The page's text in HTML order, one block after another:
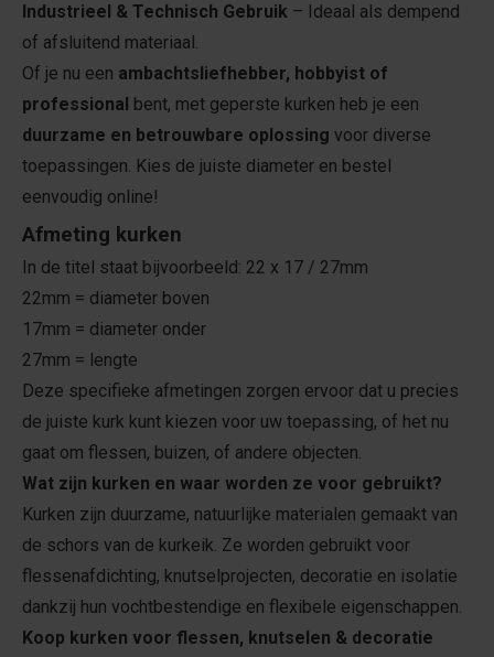
Industrieel & Technisch Gebruik – Ideaal als dempend
of afsluitend materiaal.
Of je nu een ambachtsliefhebber, hobbyist of
professional bent, met geperste kurken heb je een
duurzame en betrouwbare oplossing voor diverse
toepassingen. Kies de juiste diameter en bestel
eenvoudig online!
Afmeting kurken
In de titel staat bijvoorbeeld: 22 x 17 / 27mm
22mm = diameter boven
17mm = diameter onder
27mm = lengte
Deze specifieke afmetingen zorgen ervoor dat u precies
de juiste kurk kunt kiezen voor uw toepassing, of het nu
gaat om flessen, buizen, of andere objecten.
Wat zijn kurken en waar worden ze voor gebruikt?
Kurken zijn duurzame, natuurlijke materialen gemaakt van
de schors van de kurkeik. Ze worden gebruikt voor
flessenafdichting, knutselprojecten, decoratie en isolatie
dankzij hun vochtbestendige en flexibele eigenschappen.
Koop kurken voor flessen, knutselen & decoratie